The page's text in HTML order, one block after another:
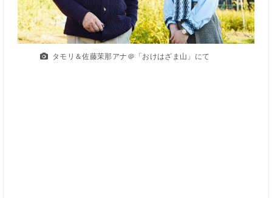
タモリ＆佐藤茉那アナ＠「おけはざま山」にて